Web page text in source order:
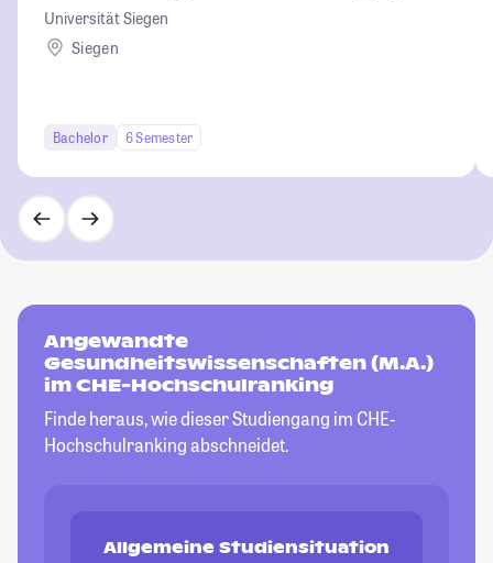
Universität Siegen
Siegen
Bachelor 6 Semester
Angewandte
Gesundheitswissenschaften (M.A.)
im CHE-Hochschulranking
Finde heraus, wie dieser Studiengang im CHE-
Hochschulranking abschneidet.
Allgemeine Studiensituation